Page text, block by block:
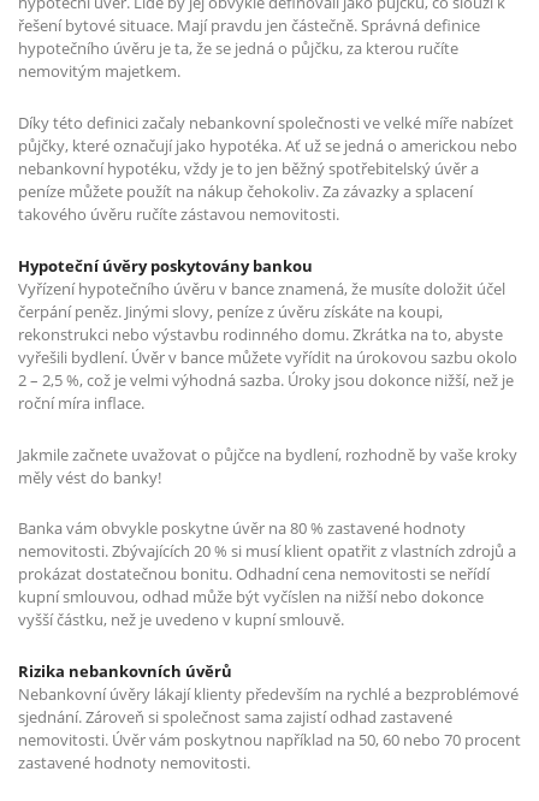
řešení bytové situace. Mají pravdu jen částečně. Správná definice
hypotečního úvěru je ta, že se jedná o půjčku, za kterou ručíte
nemovitým majetkem.
Díky této definici začaly nebankovní společnosti ve velké míře nabízet
půjčky, které označují jako hypotéka. Ať už se jedná o americkou nebo
nebankovní hypotéku, vždy je to jen běžný spotřebitelský úvěr a
peníze můžete použít na nákup čehokoliv. Za závazky a splacení
takového úvěru ručíte zástavou nemovitosti.
Hypoteční úvěry poskytovány bankou
Vyřízení hypotečního úvěru v bance znamená, že musíte doložit účel
čerpání peněz. Jinými slovy, peníze z úvěru získáte na koupi,
rekonstrukci nebo výstavbu rodinného domu. Zkrátka na to, abyste
vyřešili bydlení. Úvěr v bance můžete vyřídit na úrokovou sazbu okolo
2 – 2,5 %, což je velmi výhodná sazba. Úroky jsou dokonce nižší, než je
roční míra inflace.
Jakmile začnete uvažovat o půjčce na bydlení, rozhodně by vaše kroky
měly vést do banky!
Banka vám obvykle poskytne úvěr na 80 % zastavené hodnoty
nemovitosti. Zbývajících 20 % si musí klient opatřit z vlastních zdrojů a
prokázat dostatečnou bonitu. Odhadní cena nemovitosti se neřídí
kupní smlouvou, odhad může být vyčíslen na nižší nebo dokonce
vyšší částku, než je uvedeno v kupní smlouvě.
Rizika nebankovních úvěrů
Nebankovní úvěry lákají klienty především na rychlé a bezproblémové
sjednání. Zároveň si společnost sama zajistí odhad zastavené
nemovitosti. Úvěr vám poskytnou například na 50, 60 nebo 70 procent
zastavené hodnoty nemovitosti.